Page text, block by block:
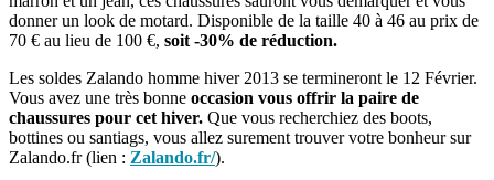
donner un look de motard. Disponible de la taille 40 à 46 au prix de
70 € au lieu de 100 €, soit -30% de réduction.
Les soldes Zalando homme hiver 2013 se termineront le 12 Février.
Vous avez une très bonne occasion vous offrir la paire de
chaussures pour cet hiver. Que vous recherchiez des boots,
bottines ou santiags, vous allez surement trouver votre bonheur sur
Zalando.fr (lien : Zalando.fr/).